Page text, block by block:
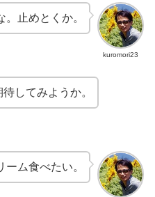
kuromori23
止めとくか。
してみようか。
ム食べたい。